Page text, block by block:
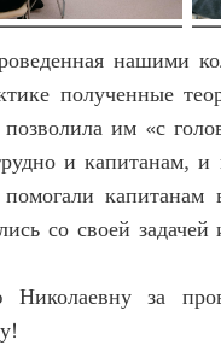
нашими
полученные
им «с
и капитанам, и
капитанам
со своей
за